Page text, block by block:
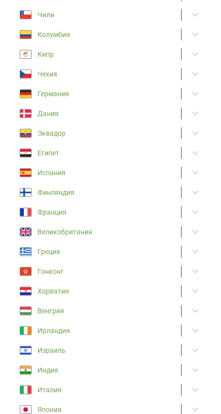
Чили
Колумбия
Кипр
Чехия
Германия
Дания
Эквадор
Египет
Испания
Финляндия
Франция
Великобритания
Греция
Гонконг
Хорватия
Венгрия
Ирландия
Израиль
Индия
Италия
Япония